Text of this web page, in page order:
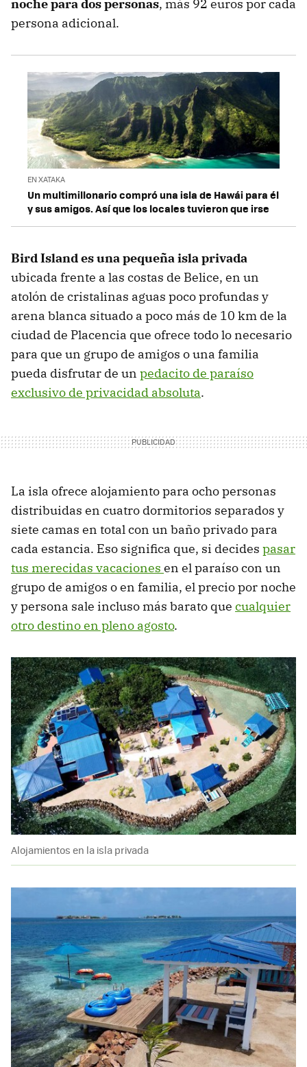
noche para dos personas, más 92 euros por cada
persona adicional.
EN XATAKA
Un multimillonario compró una isla de Hawái para él
y sus amigos. Así que los locales tuvieron que irse
Bird Island es una pequeña isla privada
ubicada frente a las costas de Belice, en un
atolón de cristalinas aguas poco profundas y
arena blanca situado a poco más de 10 km de la
ciudad de Placencia que ofrece todo lo necesario
para que un grupo de amigos o una familia
pueda disfrutar de un pedacito de paraíso
exclusivo de privacidad absoluta.
La isla ofrece alojamiento para ocho personas
distribuidas en cuatro dormitorios separados y
siete camas en total con un baño privado para
cada estancia. Eso significa que, si decides pasar
tus merecidas vacaciones en el paraíso con un
grupo de amigos o en familia, el precio por noche
y persona sale incluso más barato que cualquier
otro destino en pleno agosto.
Alojamientos en la isla privada